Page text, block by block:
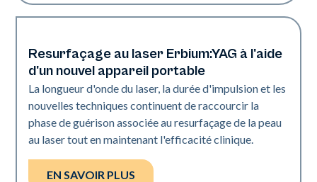
Resurfaçage de la peau
Resurfaçage au laser Erbium:YAG à l'aide
d'un nouvel appareil portable
La longueur d'onde du laser, la durée d'impulsion et les
nouvelles techniques continuent de raccourcir la
phase de guérison associée au resurfaçage de la peau
au laser tout en maintenant l'efficacité clinique.
EN SAVOIR PLUS